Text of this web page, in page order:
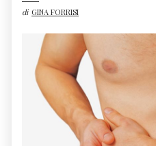
di GINA FORRISI